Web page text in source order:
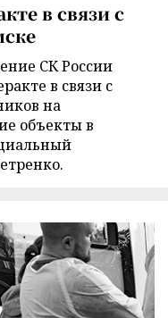
в связи с
СК России
в связи с
на
объекты в